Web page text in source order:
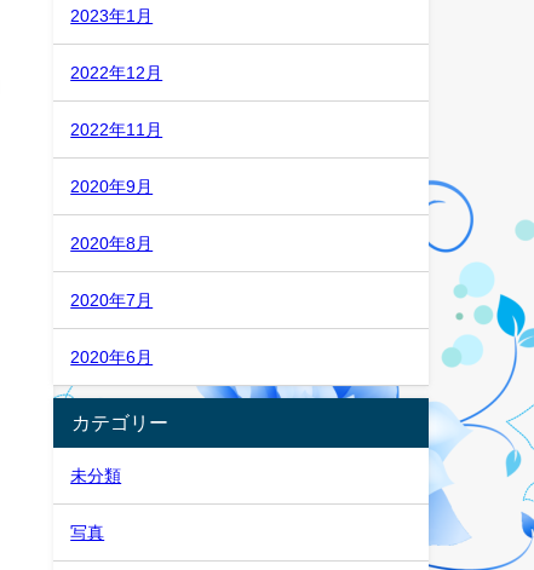
2023年1月
2022年12月
2022年11月
2020年9月
2020年8月
2020年7月
2020年6月
カテゴリー
未分類
写真